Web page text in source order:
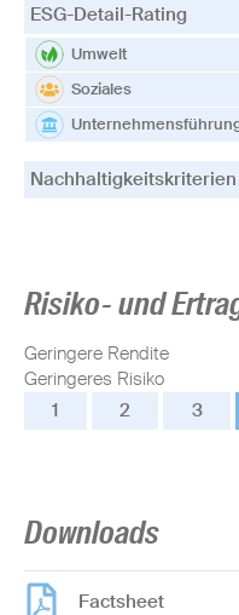
ESG-Detail-Rating
Umwelt
Soziales
Nachhaltigkeitskriterien
Risiko- und
Geringere Rendite
Geringeres Risiko
1
2 3
Downloads
Factsheet